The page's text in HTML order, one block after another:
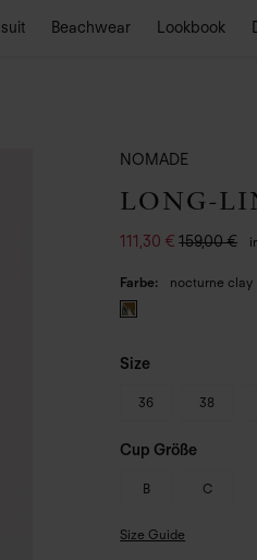
Beachwear Lookbook
NOMADE
LONG-
111,30 € 159,00 €
Farbe nocturne clay
Size
36 38
Cup Größe
B C
Size Guide